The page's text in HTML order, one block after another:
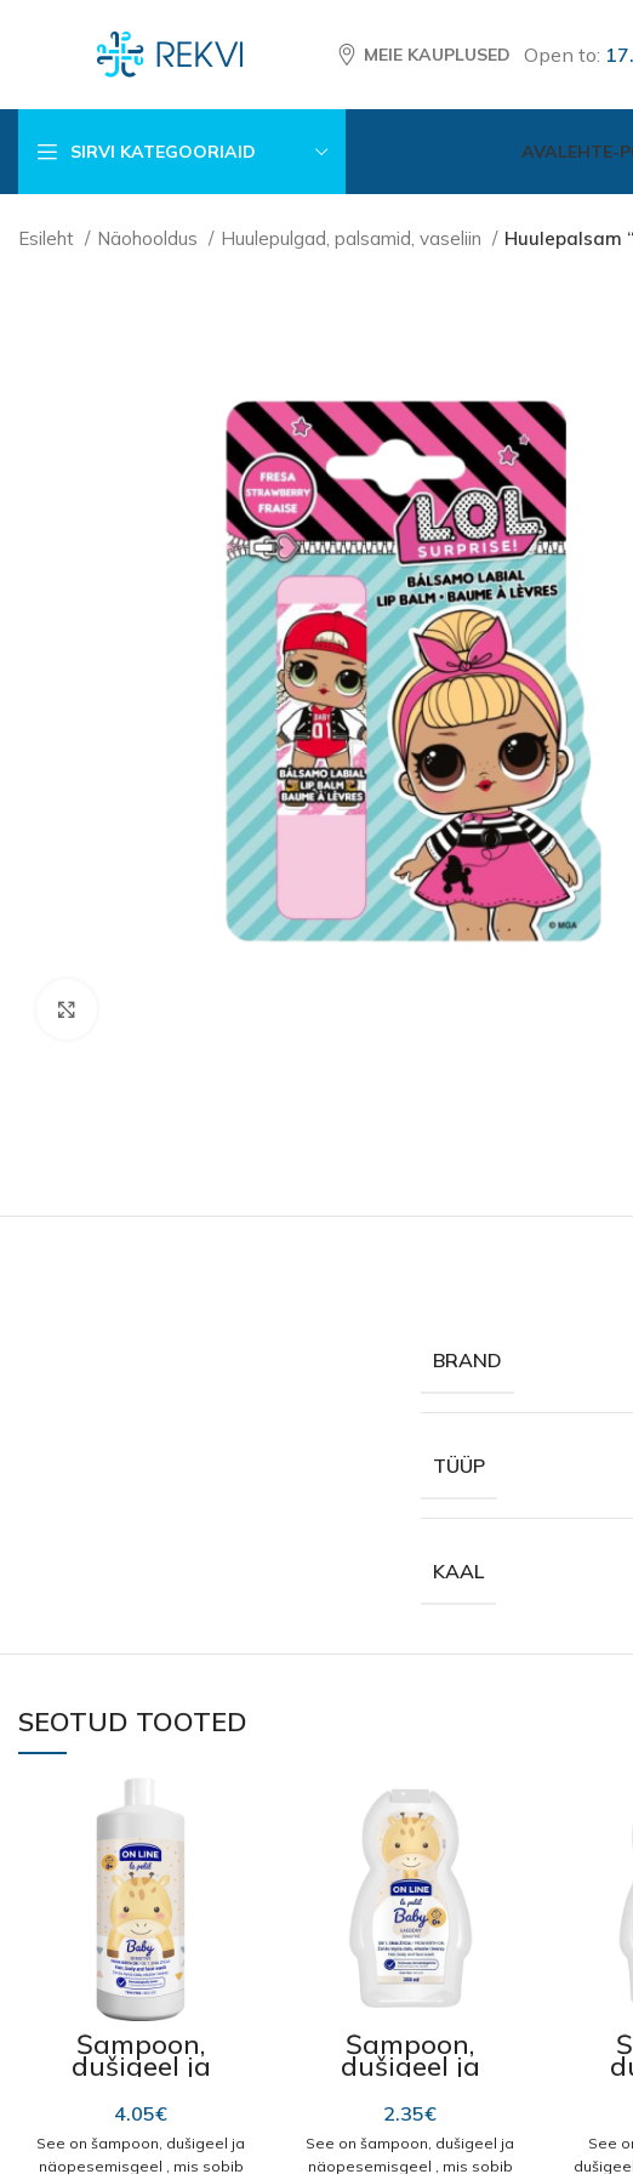
MEIE KAUPLUSED Open to:
SIRVI KATEGOORIAID AVALEHTE-
Esileht Näohooldus Huulepulgad, palsamid, vaseliin Huulepalsam
BRAND
TÜÜP
KAAL
SEOTUD TOOTED
Šampoon,
dušigeel ja
vannivaht 3in1
“OnLine Baby
Sensetive” 850ml
4.05€
See on šampoon, dušigeel ja
näopesemisgeel , mis sobib
Šampoon,
dušigeel ja
vannivaht 3in1
“OnLine Baby
Sensetive” 350ml
2.35€
See on šampoon, dušigeel ja
näopesemisgeel , mis sobib
See